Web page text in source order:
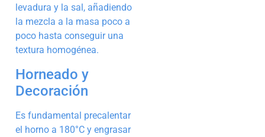
levadura y la sal, añadiendo
la mezcla a la masa poco a
poco hasta conseguir una
textura homogénea.
Horneado y
Decoración
Es fundamental precalentar
el horno a 180°C y engrasar